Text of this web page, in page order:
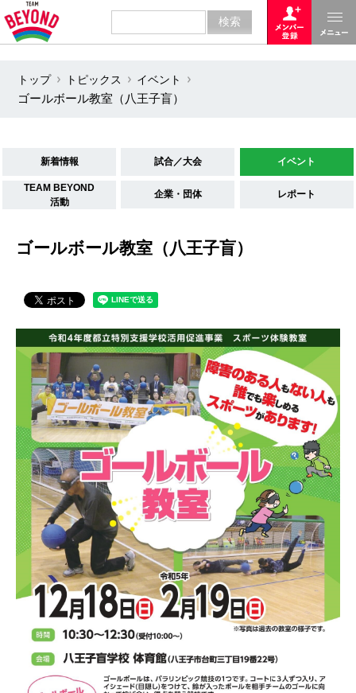
トップ トピックス
イベント
ゴールボール教室（八王子盲）
新着情報 試合／大会 イベント
TEAM BEYOND
活動
企業・団体 レポート
ゴールボール教室（八王子盲）